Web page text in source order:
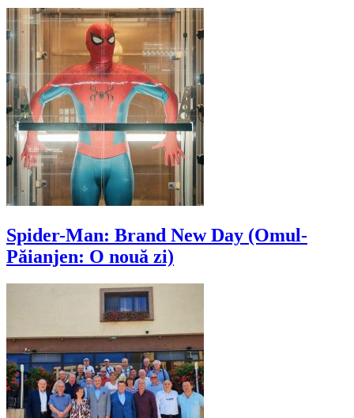
Spider-Man: Brand New Day (Omul-
Păianjen: O nouă zi)